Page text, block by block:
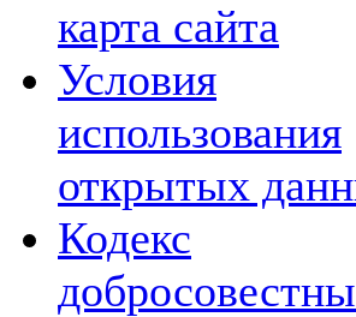
карта сайта
Условия
использования
открытых
Кодекс